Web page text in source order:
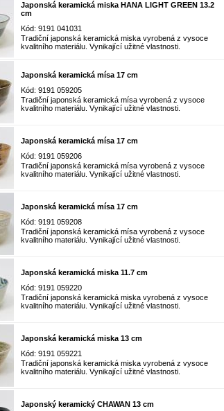
Japonská keramická miska HANA LIGHT GREEN 13.2
cm
Kód: 9191 041031
Tradiční japonská keramická miska vyrobená z vysoce
kvalitního materiálu. Vynikající užitné vlastnosti.
Japonská keramická mísa 17 cm
Kód: 9191 059205
Tradiční japonská keramická mísa vyrobená z vysoce
kvalitního materiálu. Vynikající užitné vlastnosti.
Japonská keramická mísa 17 cm
Kód: 9191 059206
Tradiční japonská keramická mísa vyrobená z vysoce
kvalitního materiálu. Vynikající užitné vlastnosti.
Japonská keramická mísa 17 cm
Kód: 9191 059208
Tradiční japonská keramická mísa vyrobená z vysoce
kvalitního materiálu. Vynikající užitné vlastnosti.
Japonská keramická miska 11.7 cm
Kód: 9191 059220
Tradiční japonská keramická miska vyrobená z vysoce
kvalitního materiálu. Vynikající užitné vlastnosti.
Japonská keramická miska 13 cm
Kód: 9191 059221
Tradiční japonská keramická miska vyrobená z vysoce
kvalitního materiálu. Vynikající užitné vlastnosti.
Japonský keramický CHAWAN 13 cm